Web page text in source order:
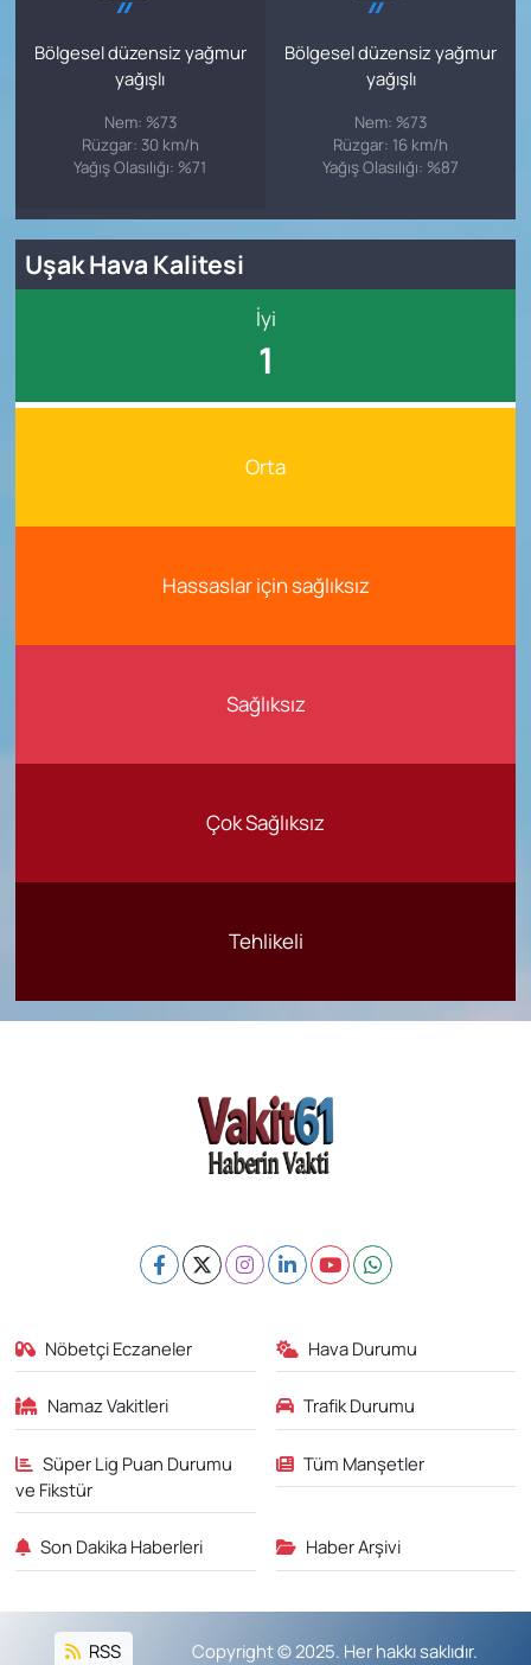
Bölgesel düzensiz yağmur
yağışlı
Nem: %73
Rüzgar: 30 km/h
Yağış Olasılığı: %71
Bölgesel düzensiz yağmur
yağışlı
Nem: %73
Rüzgar: 16 km/h
Yağış Olasılığı: %87
Uşak Hava Kalitesi
İyi
1
Orta
Hassaslar için sağlıksız
Sağlıksız
Çok Sağlıksız
Tehlikeli
Nöbetçi Eczaneler Hava Durumu
Namaz Vakitleri Trafik Durumu
Süper Lig Puan Durumu
ve Fikstür
Tüm Manşetler
Son Dakika Haberleri Haber Arşivi
RSS Copyright © 2025. Her hakkı saklıdır.